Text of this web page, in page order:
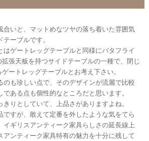
合いと、マットめなツヤの落ち着いた雰囲気
ーブルです。
はゲートレッグテーブルと同様にバタフライ
張天板を持つサイドテーブルの一種で、閉じ
ートレッグテーブルとお考え下さい。
のも珍しい点で、そのデザインが流麗で比較
ある点も個性的なところだと思います。
りとしていて、上品さがありますよね。
ですが、敢えて定番を外したような気をてら
イギリスアンティーク家具らしさの延長線上
アンティーク家具特有の魅力を十分に残して